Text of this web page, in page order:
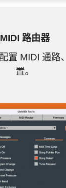
MIDI 路由器
置 MIDI 通路
置。